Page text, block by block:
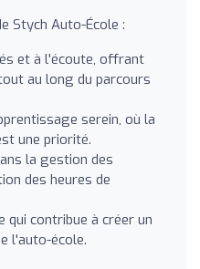
Stych Auto-École :
et à l'écoute, offrant
au long du parcours
serein, où la
une priorité.
la gestion des
des heures de
qui contribue à créer un
l'auto-école.